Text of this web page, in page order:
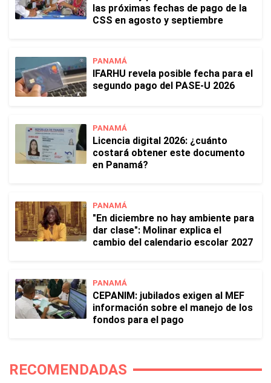
las próximas fechas de pago de la
CSS en agosto y septiembre
PANAMÁ
IFARHU revela posible fecha para el
segundo pago del PASE-U 2026
PANAMÁ
Licencia digital 2026: ¿cuánto
costará obtener este documento
en Panamá?
PANAMÁ
"En diciembre no hay ambiente para
dar clase": Molinar explica el
cambio del calendario escolar 2027
PANAMÁ
CEPANIM: jubilados exigen al MEF
información sobre el manejo de los
fondos para el pago
RECOMENDADAS